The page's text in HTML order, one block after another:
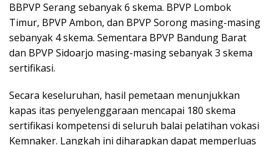
BBPVP Serang sebanyak 6 skema. BPVP Lombok
Timur, BPVP Ambon, dan BPVP Sorong masing-masing
sebanyak 4 skema. Sementara BPVP Bandung Barat
dan BPVP Sidoarjo masing-masing sebanyak 3 skema
sertifikasi.
Secara keseluruhan, hasil pemetaan menunjukkan
kapas itas penyelenggaraan mencapai 180 skema
sertifikasi kompetensi di seluruh balai pelatihan vokasi
Kemnaker. Langkah ini diharapkan dapat memperluas